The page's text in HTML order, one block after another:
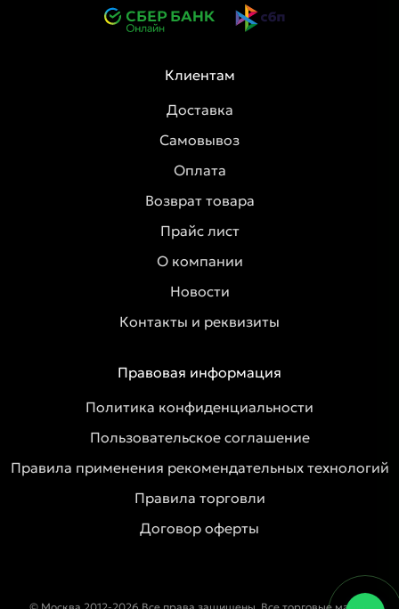
Клиентам
Доставка
Самовывоз
Оплата
Возврат товара
Прайс лист
О компании
Новости
Контакты и реквизиты
Правовая информация
Политика конфиденциальности
Пользовательское соглашение
Правила применения рекомендательных технологий
Правила торговли
Договор оферты